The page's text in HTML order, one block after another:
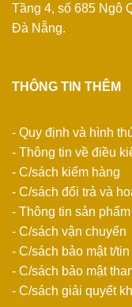
Tầng 4, số 685 Ngô
Đà Nẵng.
THÔNG TIN THÊM
- Quy định và hình
- Thông tin về điều
- C/sách kiểm hàng
- C/sách đổi trả và
- Thông tin sản phẩm
- C/sách vận chuyển
- C/sách bảo mật t/
- C/sách bảo mật
- C/sách giải quyết